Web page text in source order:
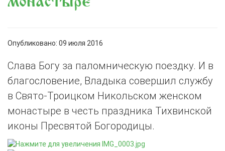
Опубликовано: 09 июля 2016
Слава Богу за паломническую поездку. И в
благословение, Владыка совершил службу
в Свято-Троицком Никольском женском
монастыре в честь праздника Тихвинской
иконы Пресвятой Богородицы.